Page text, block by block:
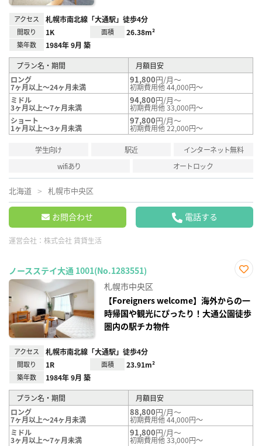
アクセス 札幌市南北線「大通駅」徒歩4分
間取り 1K 面積 26.38m²
築年数 1984年 9月 築
プラン名・期間
月額目安
ロング
7ヶ月以上～24ヶ月未満
91,800円/月～
初期費用他 44,000円～
ミドル
3ヶ月以上～7ヶ月未満
94,800円/月～
初期費用他 33,000円～
ショート
1ヶ月以上～3ヶ月未満
97,800円/月～
初期費用他 22,000円～
学生向け 駅近
インターネット無料
wifiあり
オートロック
北海道 札幌市中央区
お問合わせ 電話する
運営会社： 株式会社 賃貸生活
ノースステイ大通 1001(No.1283551)
り登
録
札幌市中央区
【Foreigners welcome】海外からの一
時帰国や観光にぴったり！大通公園徒歩
圏内の駅チカ物件
アクセス 札幌市南北線「大通駅」徒歩4分
間取り 1R 面積 23.91m²
築年数 1984年 9月 築
プラン名・期間
月額目安
ロング
7ヶ月以上～24ヶ月未満
88,800円/月～
初期費用他 44,000円～
ミドル
3ヶ月以上～7ヶ月未満
91,800円/月～
初期費用他 33,000円～